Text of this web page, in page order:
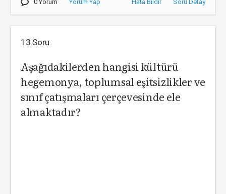
0 Yorum Yorum Yap Hata Bildir Soru Detay
13.Soru
Aşağıdakilerden hangisi kültürü
hegemonya, toplumsal eşitsizlikler ve
sınıf çatışmaları çerçevesinde ele
almaktadır?